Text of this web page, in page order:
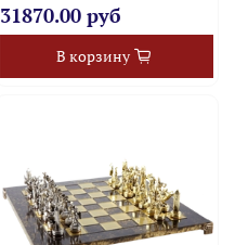
31870.00 руб
В корзину